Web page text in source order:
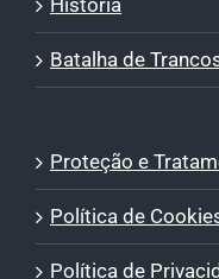
Batalha de
Proteção e
Política de
Política de